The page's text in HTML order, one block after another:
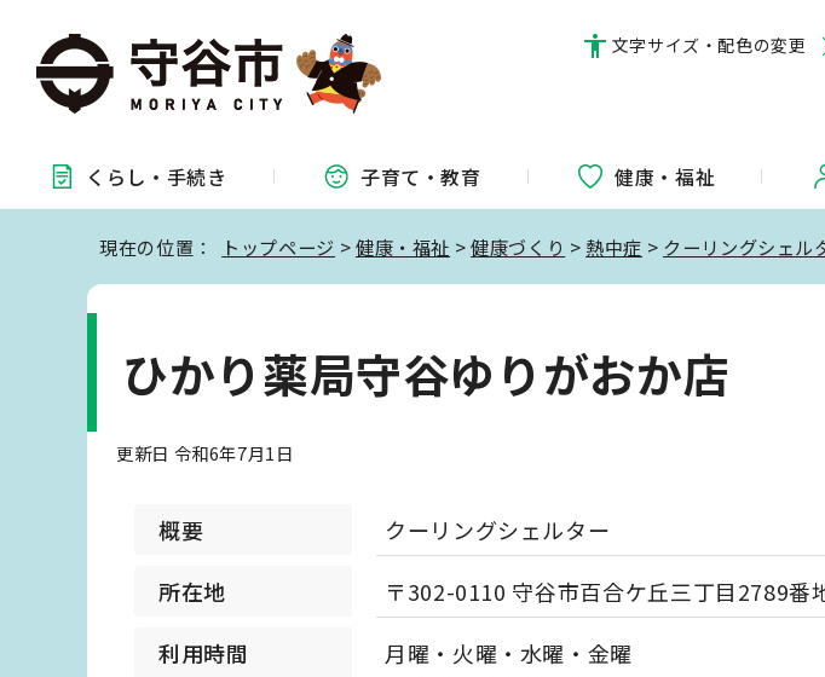
文字サイズ・配色の変更
くらし・ 手続き 子育て・教育 健康・福祉
現在の位置： トップページ >健康・福祉 >健康づくり > 熱中症 > クーリングシェル
ひかり薬局守谷ゆりがおか店
更新日 令和6年7月1日
概要
クーリングシェルター
所在地
〒302-0110 守谷市百合ケ丘三丁目2789番
利用時間
月曜・火曜・水曜・金曜